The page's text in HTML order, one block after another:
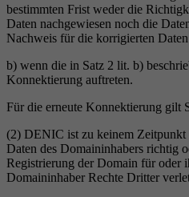
bestimmten Frist weder die
Daten nachgewiesen noch die
Nachweis für die korrigierten
b) wenn die in Satz 2 lit. b)
Konnektierung auftreten.
Für die erneute Konnektierung gilt
(2) DENIC ist zu keinem
Daten des Domaininhabers richtig
Registrierung der Domain für oder
Domaininhaber Rechte Dritter